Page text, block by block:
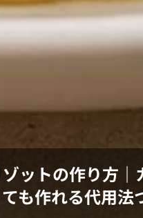
ットの作り方｜
も作れる代用法